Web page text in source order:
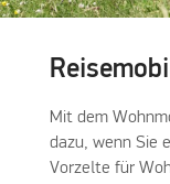
Mit dem
dazu, wenn Sie
Vorzelte für